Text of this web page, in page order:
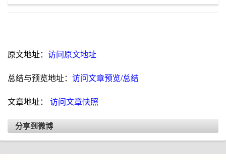
原文地址： 访问原文地址
总结与预览地址： 访问文章预览/总结
文章地址： 访问文章快照
分享到微博